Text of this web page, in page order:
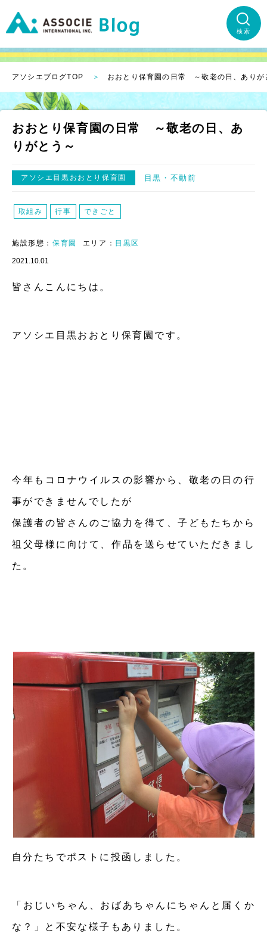
検索
アソシエブログTOP おおとり保育園の日常 ～敬老の日、ありが
おおとり保育園の日常 ～敬老の日、あ
りがとう～
アソシエ目黒おおとり保育園 目黒 不動前
取組み 行事 できごと
施設形態： 保育園 エリア： 目黒区
2021.10.01
皆さんこんにちは。
アソシエ目黒おおとり保育園です。
今年もコロナウイルスの影響から、敬老の日の行
事ができませんでしたが
保護者の皆さんのご協力を得て、子どもたちから
祖父母様に向けて、作品を送らせていただきまし
た。
自分たちでポストに投函しました。
「おじいちゃん、おばあちゃんにちゃんと届くか
な？」と不安な様子もありました。